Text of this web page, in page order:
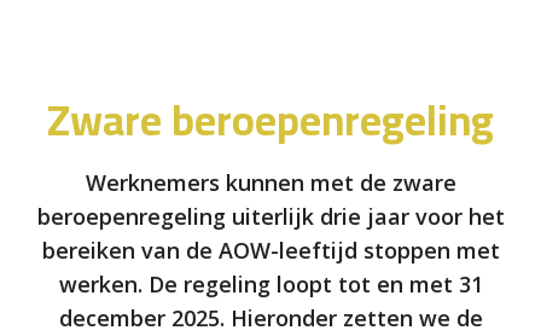
Zware beroepenregeling
Werknemers kunnen met de zware
beroepenregeling uiterlijk drie jaar voor het
bereiken van de AOW-leeftijd stoppen met
werken. De regeling loopt tot en met 31
december 2025. Hieronder zetten we de